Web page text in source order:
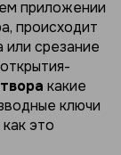
приложении
происходит
срезание
какие
ключи
это